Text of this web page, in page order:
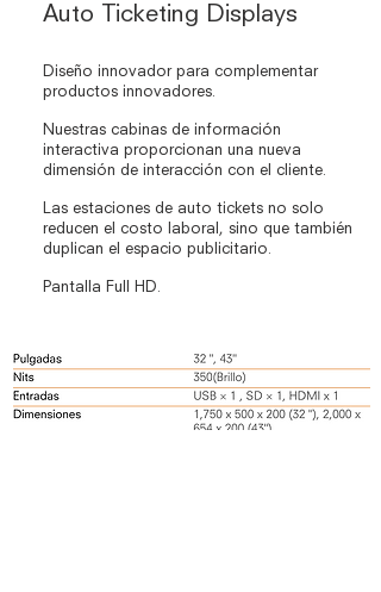
Auto Ticketing Displays
Diseño innovador para complementar
productos innovadores.
Nuestras cabinas de información
interactiva proporcionan una nueva
dimensión de interacción con el cliente.
Las estaciones de auto tickets no solo
reducen el costo laboral, sino que también
duplican el espacio publicitario.
Pantalla Full HD.